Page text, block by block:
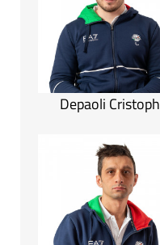
Depaoli Cristoph